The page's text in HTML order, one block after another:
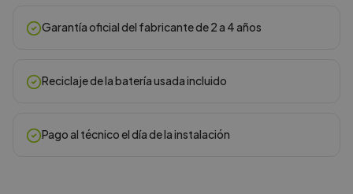
Garantía oficial del fabricante de 2 a 4 años
Reciclaje de la batería usada incluido
Pago al técnico el día de la instalación